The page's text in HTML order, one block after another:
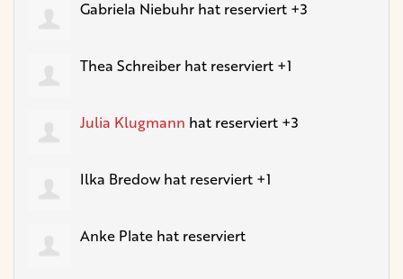
Gabriela Niebuhr hat reserviert +3
Thea Schreiber hat reserviert +1
Julia Klugmann hat reserviert +3
Ilka Bredowhat reserviert +1
Anke Plate hat reserviert